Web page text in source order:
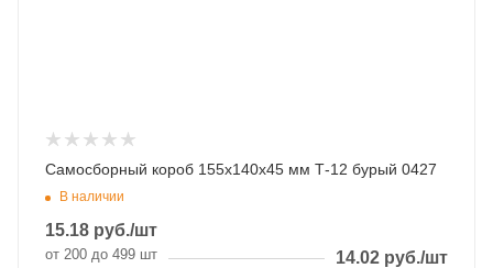
Самосборный короб 155х140х45 мм Т-12 бурый 0427
В наличии
15.18 руб./шт
от 200 до 499 шт 14.02 руб./шт